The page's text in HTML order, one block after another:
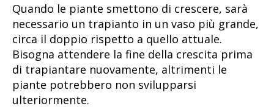
Quando le piante smettono di crescere, sarà
necessario un trapianto in un vaso più grande,
circa il doppio rispetto a quello attuale.
Bisogna attendere la fine della crescita prima
di trapiantare nuovamente, altrimenti le
piante potrebbero non svilupparsi
ulteriormente.